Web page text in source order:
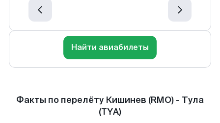
Найти авиабилеты
Факты по перелёту Кишинев (RMO) - Тула
(TYA)